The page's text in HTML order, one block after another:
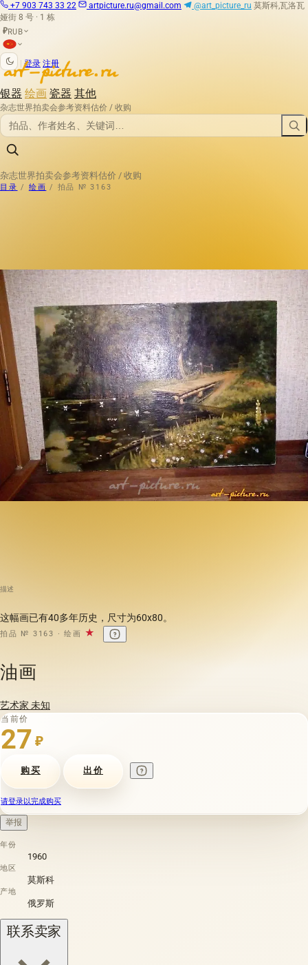
+7 903 743 33 22 artpicture.ru@gmail.com @art_picture_ru 莫斯科,瓦洛瓦
娅街 8 号 · 1 栋
₽RUB
登录 注册
银器 绘画 瓷器 其他
杂志世界拍卖会参考资料估价 / 收购
杂志世界拍卖会参考资料估价 / 收购
目录 / 绘画 / 拍品 № 3163
描述
这幅画已有40多年历史，尺寸为60x80。
拍品 № 3163 · 绘画 ★
油画
艺术家 未知
当前价
27 ₽
购买 出价
请登录以完成购买
举报
年份
1960
地区
莫斯科
产地
俄罗斯
联系卖家